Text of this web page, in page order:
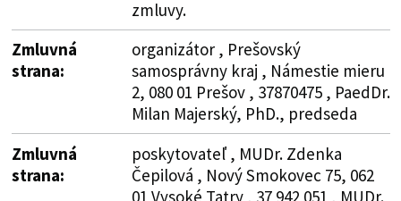
zmluvy.
Zmluvná
strana:
organizátor , Prešovský
samosprávny kraj , Námestie mieru
2, 080 01 Prešov , 37870475 , PaedDr.
Milan Majerský, PhD., predseda
Zmluvná
strana:
poskytovateľ , MUDr. Zdenka
Čepilová , Nový Smokovec 75, 062
01 Vysoké Tatry , 37 942 051 , MUDr.